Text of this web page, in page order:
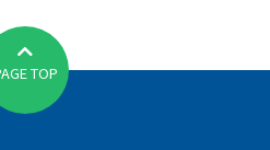
TOP